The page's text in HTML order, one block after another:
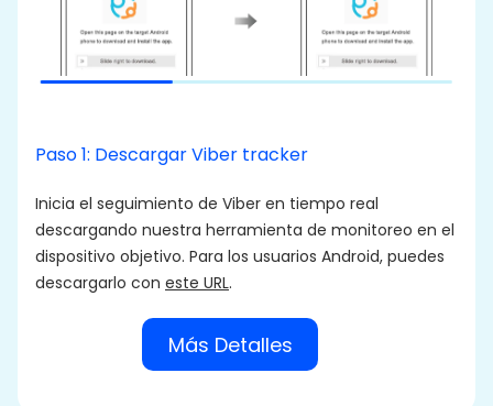
Paso 1: Descargar Viber tracker
Inicia el seguimiento de Viber en tiempo real
descargando nuestra herramienta de monitoreo en el
dispositivo objetivo. Para los usuarios Android, puedes
descargarlo con este URL.
Más Detalles